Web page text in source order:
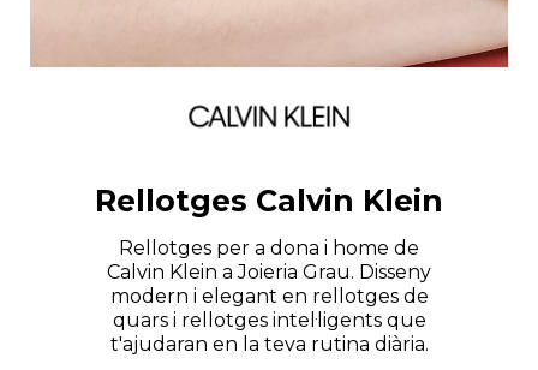
Rellotges Calvin Klein
Rellotges per a dona i home de
Calvin Klein a Joieria Grau. Disseny
modern i elegant en rellotges de
quars i rellotges intel·ligents que
t'ajudaran en la teva rutina diària.